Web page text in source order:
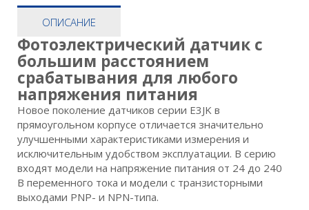
ОПИСАНИЕ
Фотоэлектрический датчик с
большим расстоянием
срабатывания для любого
напряжения питания
Новое поколение датчиков серии E3JK в
прямоугольном корпусе отличается значительно
улучшенными характеристиками измерения и
исключительным удобством эксплуатации. В серию
входят модели на напряжение питания от 24 до 240
В переменного тока и модели с транзисторными
выходами PNP- и NPN-типа.